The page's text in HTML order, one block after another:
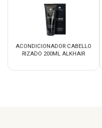
ACONDICIONADOR CABELLO
RIZADO 200ML ALKHAIR